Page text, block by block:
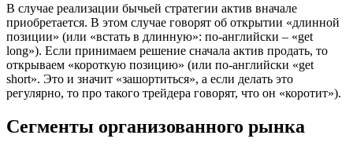
В случае реализации бычьей стратегии актив вначале
приобретается. В этом случае говорят об открытии «длинной
позиции» (или «встать в длинную»: по-английски – «get
long»). Если принимаем решение сначала актив продать, то
открываем «короткую позицию» (или по-английски «get
short». Это и значит «зашортиться», а если делать это
регулярно, то про такого трейдера говорят, что он «коротит»).
Сегменты организованного рынка